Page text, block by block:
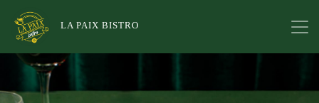
LA PAIX BISTRO